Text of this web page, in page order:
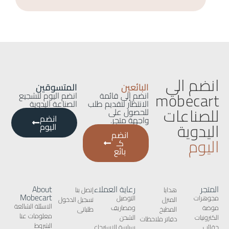
انضم الي
mobecart
للصناعات
اليدوية
اليوم
البائعين
انضم إلى قائمة
الانتظار لتقديم طلب
للحصول على
واجهة متجر.
انضم
كـ
بائع
المتسوقين
انضم اليوم لتشجيع
الصناعة اليدوية
انضم
اليوم
المتجر
مجوهرات
موضة
الكترونيات
هدايا
المنزل
المطبخ
دفاتر ملاحظات
رعاية العملاء
التوصيل
ومصاريف
الشحن
إتصل بنا
تسجيل الدخول
طلباتى
About
Mobecart
الاسئلة الشائعة
معلومات عنا
الشروط